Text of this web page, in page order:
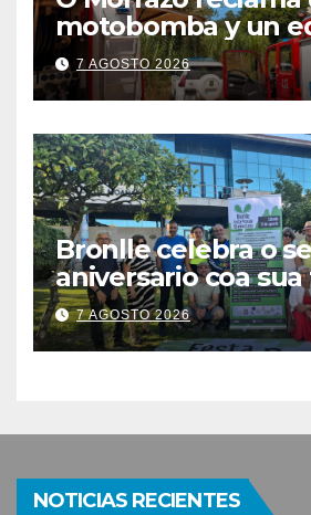
motobomba y un
brigadistas contra
ante el aumento
de fuego en la
7 AGOSTO 2026
Bronlle celebra o
aniversario coa
popular o vindeiro
de agosto
7 AGOSTO 2026
NOTICIAS RECIENTES